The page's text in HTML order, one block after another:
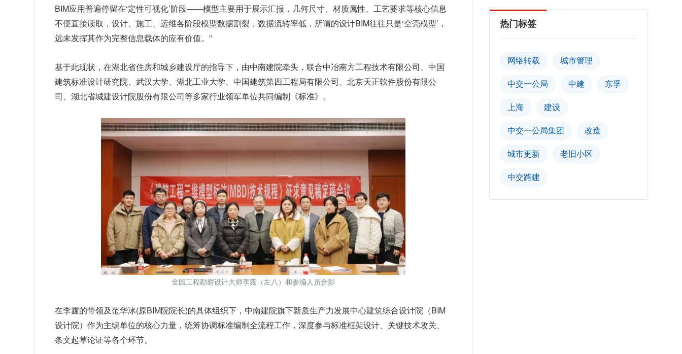
BIM应用普遍停留在‘定性可视化’阶段——模型主要用于展示汇报，几何尺寸、材质属性、工艺要求等核心信息
不便直接读取，设计、施工、运维各阶段模型数据割裂，数据流转率低，所谓的设计BIM往往只是‘空壳模型’，
远未发挥其作为完整信息载体的应有价值。”
基于此现状，在湖北省住房和城乡建设厅的指导下，由中南建院牵头，联合中冶南方工程技术有限公司、中国
建筑标准设计研究院、武汉大学、湖北工业大学、中国建筑第四工程局有限公司、北京天正软件股份有限公
司、湖北省城建设计院股份有限公司等多家行业领军单位共同编制《标准》。
全国工程勘察设计大师李霆（左八）和参编人员合影
在李霆的带领及范华冰(原BIM院院长)的具体组织下，中南建院旗下新质生产力发展中心建筑综合设计院（BIM
设计院）作为主编单位的核心力量，统筹协调标准编制全流程工作，深度参与标准框架设计、关键技术攻关、
条文起草论证等各个环节。
热门标签
网络转载 城市管理
中交一公局 中建 东孚
上海 建设
中交一公局集团 改造
城市更新 老旧小区
中交路建